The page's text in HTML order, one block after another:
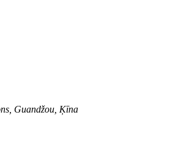
Guandžou, Ķīna